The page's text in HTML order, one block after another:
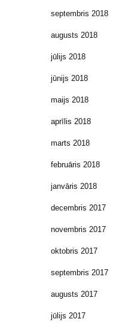
septembris 2018
augusts 2018
jūlijs 2018
jūnijs 2018
maijs 2018
aprīlis 2018
marts 2018
februāris 2018
janvāris 2018
decembris 2017
novembris 2017
oktobris 2017
septembris 2017
augusts 2017
jūlijs 2017